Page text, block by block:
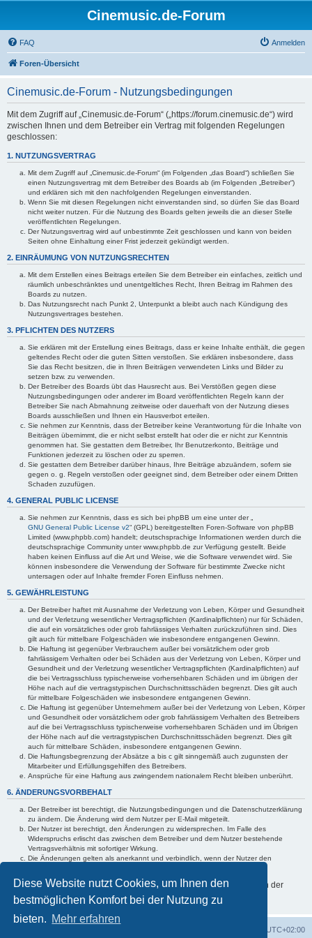
Diese Website nutzt Cookies, um Ihnen den
bestmöglichen Komfort bei der Nutzung zu
bieten. Mehr erfahren
Cinemusic.de-Forum
FAQ Anmelden
Foren-Übersicht
Cinemusic.de-Forum - Nutzungsbedingungen
Mit dem Zugriff auf „Cinemusic.de-Forum“ („https://forum.cinemusic.de“) wird
zwischen Ihnen und dem Betreiber ein Vertrag mit folgenden Regelungen
geschlossen:
1. NUTZUNGSVERTRAG
Mit dem Zugriff auf „Cinemusic.de-Forum“ (im Folgenden „das Board“) schließen Sie
einen Nutzungsvertrag mit dem Betreiber des Boards ab (im Folgenden „Betreiber“)
und erklären sich mit den nachfolgenden Regelungen einverstanden.
Wenn Sie mit diesen Regelungen nicht einverstanden sind, so dürfen Sie das Board
nicht weiter nutzen. Für die Nutzung des Boards gelten jeweils die an dieser Stelle
veröffentlichten Regelungen.
Der Nutzungsvertrag wird auf unbestimmte Zeit geschlossen und kann von beiden
Seiten ohne Einhaltung einer Frist jederzeit gekündigt werden.
2. EINRÄUMUNG VON NUTZUNGSRECHTEN
Mit dem Erstellen eines Beitrags erteilen Sie dem Betreiber ein einfaches, zeitlich und
räumlich unbeschränktes und unentgeltliches Recht, Ihren Beitrag im Rahmen des
Boards zu nutzen.
Das Nutzungsrecht nach Punkt 2, Unterpunkt a bleibt auch nach Kündigung des
Nutzungsvertrages bestehen.
3. PFLICHTEN DES NUTZERS
Sie erklären mit der Erstellung eines Beitrags, dass er keine Inhalte enthält, die gegen
geltendes Recht oder die guten Sitten verstoßen. Sie erklären insbesondere, dass
Sie das Recht besitzen, die in Ihren Beiträgen verwendeten Links und Bilder zu
setzen bzw. zu verwenden.
Der Betreiber des Boards übt das Hausrecht aus. Bei Verstößen gegen diese
Nutzungsbedingungen oder anderer im Board veröffentlichten Regeln kann der
Betreiber Sie nach Abmahnung zeitweise oder dauerhaft von der Nutzung dieses
Boards ausschließen und Ihnen ein Hausverbot erteilen.
Sie nehmen zur Kenntnis, dass der Betreiber keine Verantwortung für die Inhalte von
Beiträgen übernimmt, die er nicht selbst erstellt hat oder die er nicht zur Kenntnis
genommen hat. Sie gestatten dem Betreiber, Ihr Benutzerkonto, Beiträge und
Funktionen jederzeit zu löschen oder zu sperren.
Sie gestatten dem Betreiber darüber hinaus, Ihre Beiträge abzuändern, sofern sie
gegen o. g. Regeln verstoßen oder geeignet sind, dem Betreiber oder einem Dritten
Schaden zuzufügen.
4. GENERAL PUBLIC LICENSE
Sie nehmen zur Kenntnis, dass es sich bei phpBB um eine unter der „
GNU General Public License v2“ (GPL) bereitgestellten Foren-Software von phpBB
Limited (www.phpbb.com) handelt; deutschsprachige Informationen werden durch die
deutschsprachige Community unter www.phpbb.de zur Verfügung gestellt. Beide
haben keinen Einfluss auf die Art und Weise, wie die Software verwendet wird. Sie
können insbesondere die Verwendung der Software für bestimmte Zwecke nicht
untersagen oder auf Inhalte fremder Foren Einfluss nehmen.
5. GEWÄHRLEISTUNG
Der Betreiber haftet mit Ausnahme der Verletzung von Leben, Körper und Gesundheit
und der Verletzung wesentlicher Vertragspflichten (Kardinalpflichten) nur für Schäden,
die auf ein vorsätzliches oder grob fahrlässiges Verhalten zurückzuführen sind. Dies
gilt auch für mittelbare Folgeschäden wie insbesondere entgangenen Gewinn.
Die Haftung ist gegenüber Verbrauchern außer bei vorsätzlichem oder grob
fahrlässigem Verhalten oder bei Schäden aus der Verletzung von Leben, Körper und
Gesundheit und der Verletzung wesentlicher Vertragspflichten (Kardinalpflichten) auf
die bei Vertragsschluss typischerweise vorhersehbaren Schäden und im übrigen der
Höhe nach auf die vertragstypischen Durchschnittsschäden begrenzt. Dies gilt auch
für mittelbare Folgeschäden wie insbesondere entgangenen Gewinn.
Die Haftung ist gegenüber Unternehmern außer bei der Verletzung von Leben, Körper
und Gesundheit oder vorsätzlichem oder grob fahrlässigem Verhalten des Betreibers
auf die bei Vertragsschluss typischerweise vorhersehbaren Schäden und im Übrigen
der Höhe nach auf die vertragstypischen Durchschnittsschäden begrenzt. Dies gilt
auch für mittelbare Schäden, insbesondere entgangenen Gewinn.
Die Haftungsbegrenzung der Absätze a bis c gilt sinngemäß auch zugunsten der
Mitarbeiter und Erfüllungsgehilfen des Betreibers.
Ansprüche für eine Haftung aus zwingendem nationalem Recht bleiben unberührt.
6. ÄNDERUNGSVORBEHALT
Der Betreiber ist berechtigt, die Nutzungsbedingungen und die Datenschutzerklärung
zu ändern. Die Änderung wird dem Nutzer per E-Mail mitgeteilt.
Der Nutzer ist berechtigt, den Änderungen zu widersprechen. Im Falle des
Widerspruchs erlischt das zwischen dem Betreiber und dem Nutzer bestehende
Vertragsverhältnis mit sofortiger Wirkung.
Die Änderungen gelten als anerkannt und verbindlich, wenn der Nutzer den
Informationen über den Umgang mit Ihren persönlichen Daten sind in der
Datenschutzerklärung enthalten.
UTC+02:00